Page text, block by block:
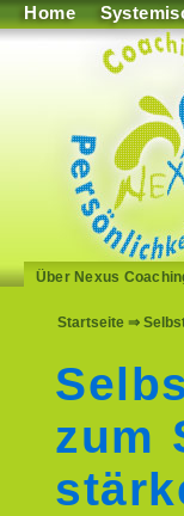
Home
Über Nexus
Startseite ⇒
zum